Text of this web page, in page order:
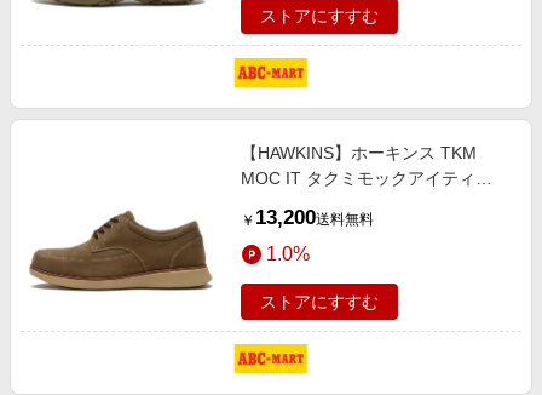
生活・お役立ち
金融・マネー・保険
Samsung ボーナスキャンペーン
週末の高還元 夏の長期版
ストアにすすむ
【HAWKINS】ホーキンス TKM
MOC IT タクミモックアイティ
ラウン
￥ 13,200送料無料
1.0%
ストアにすすむ